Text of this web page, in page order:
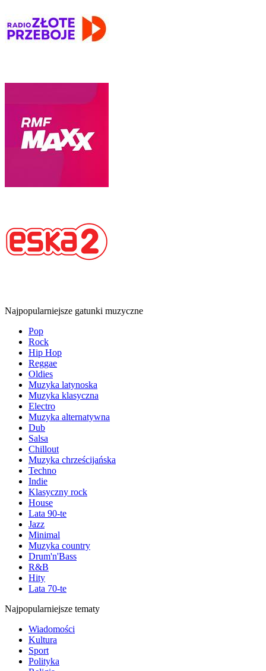
Najpopularniejsze gatunki muzyczne
Pop
Rock
Hip Hop
Reggae
Oldies
Muzyka latynoska
Muzyka klasyczna
Electro
Muzyka alternatywna
Dub
Salsa
Chillout
Muzyka chrześcijańska
Techno
Indie
Klasyczny rock
House
Lata 90-te
Jazz
Minimal
Muzyka country
Drum'n'Bass
R&B
Hity
Lata 70-te
Najpopularniejsze tematy
Wiadomości
Kultura
Sport
Polityka